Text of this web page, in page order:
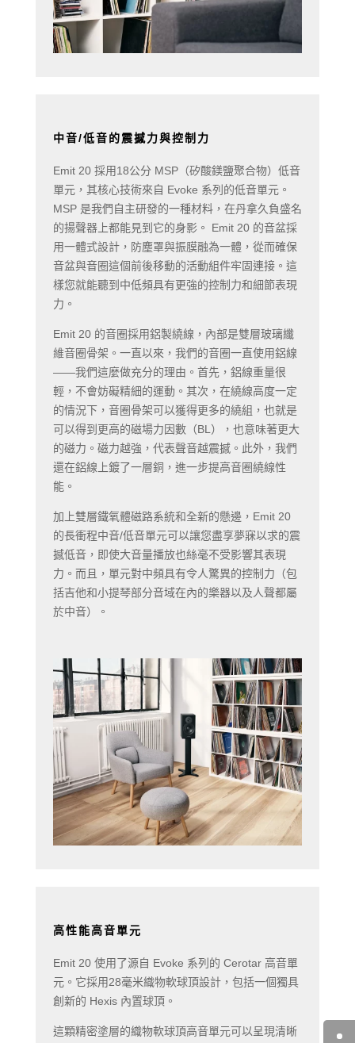
中音/低音的震撼力與控制力
Emit 20 採用18公分 MSP（矽酸鎂鹽聚合物）低音
單元，其核心技術來自 Evoke 系列的低音單元。
MSP 是我們自主研發的一種材料，在丹拿久負盛名
的揚聲器上都能見到它的身影。 Emit 20 的音盆採
用一體式設計，防塵罩與振膜融為一體，從而確保
音盆與音圈這個前後移動的活動組件牢固連接。這
樣您就能聽到中低頻具有更強的控制力和細節表現
力。
Emit 20 的音圈採用鋁製繞線，內部是雙層玻璃纖
維音圈骨架。一直以來，我們的音圈一直使用鋁線
——我們這麼做充分的理由。首先，鋁線重量很
輕，不會妨礙精細的運動。其次，在繞線高度一定
的情況下，音圈骨架可以獲得更多的繞組，也就是
可以得到更高的磁場力因數（BL），也意味著更大
的磁力。磁力越強，代表聲音越震撼。此外，我們
還在鋁線上鍍了一層銅，進一步提高音圈繞線性
能。
加上雙層鐵氧體磁路系統和全新的懸邊，Emit 20
的長衝程中音/低音單元可以讓您盡享夢寐以求的震
撼低音，即使大音量播放也絲毫不受影響其表現
力。而且，單元對中頻具有令人驚異的控制力（包
括吉他和小提琴部分音域在內的樂器以及人聲都屬
於中音）。
高性能高音單元
Emit 20 使用了源自 Evoke 系列的 Cerotar 高音單
元。它採用28毫米織物軟球頂設計，包括一個獨具
創新的 Hexis 內置球頂。
這顆精密塗層的織物軟球頂高音單元可以呈現清晰